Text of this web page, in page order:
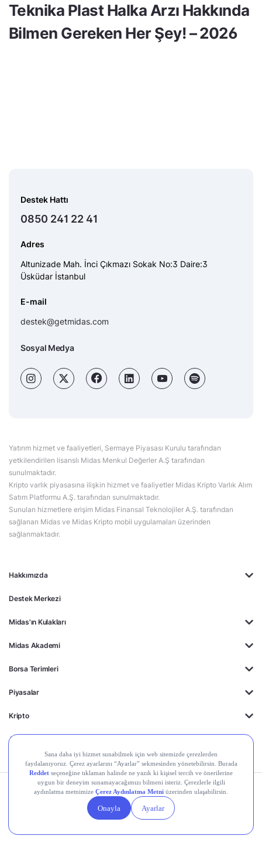
Teknika Plast Halka Arzı Hakkında
Bilmen Gereken Her Şey! – 2026
Hakkımızda
Destek Merkezi
Midas'ın Kulakları
Midas Akademi
Borsa Terimleri
Piyasalar
Kripto
Ayrıcalıklar
Destek Hattı
0850 241 22 41
Adres
Altunizade Mah. İnci Çıkmazı Sokak No:3 Daire:3
Üsküdar İstanbul
E-mail
destek@getmidas.com
Sosyal Medya
Yatırım hizmet ve faaliyetleri, Sermaye Piyasası Kurulu tarafından
yetkilendirilen lisanslı Midas Menkul Değerler A.Ş tarafından
sunulmaktadır.
Kripto varlık piyasasına ilişkin hizmet ve faaliyetler Midas Kripto Varlık Alım
Satım Platformu A.Ş. tarafından sunulmaktadır.
Sunulan hizmetlere erişim Midas Finansal Teknolojiler A.Ş. tarafından
sağlanan Midas ve Midas Kripto mobil uygulamaları üzerinden
sağlanmaktadır.
Kişisel Verilerin
Gizlilik
Politikası
Yasal
Duyurular
Çerez